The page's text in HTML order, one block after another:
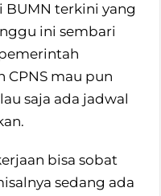
terkini yang
ini sembari
CPNS mau pun
saja ada jadwal
bisa sobat
sedang ada